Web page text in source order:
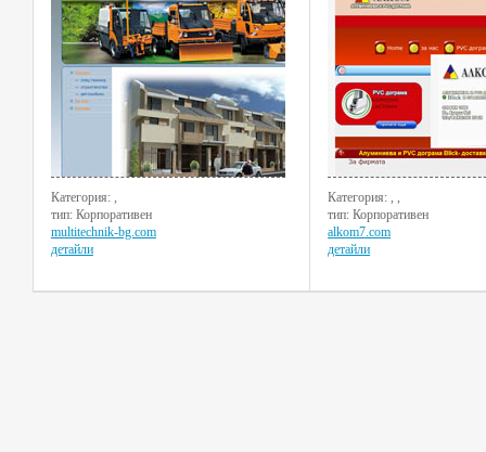
Категория: ,
тип: Корпоративен
multitechnik-bg.com
детайли
Категория: , ,
тип: Корпоративен
alkom7.com
детайли